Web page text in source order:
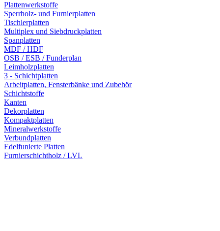
Plattenwerkstoffe
Sperrholz- und Furnierplatten
Tischlerplatten
Multiplex und Siebdruckplatten
Spanplatten
MDF / HDF
OSB / ESB / Funderplan
Leimholzplatten
3 - Schichtplatten
Arbeitplatten, Fensterbänke und Zubehör
Schichtstoffe
Kanten
Dekorplatten
Kompaktplatten
Mineralwerkstoffe
Verbundplatten
Edelfunierte Platten
Furnierschichtholz / LVL